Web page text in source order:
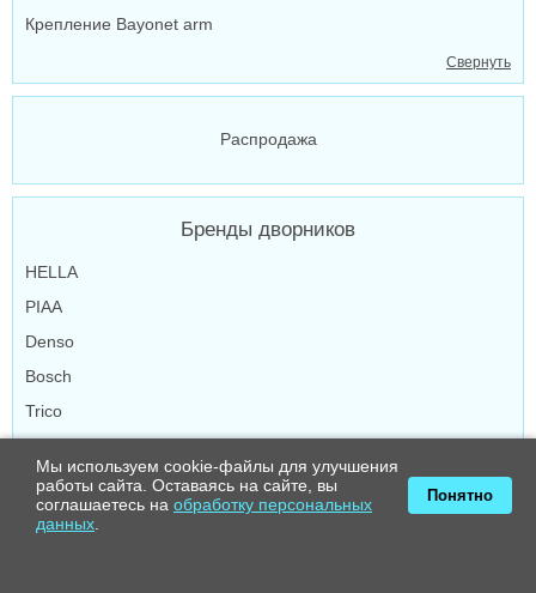
Крепление Bayonet arm
Свернуть
Распродажа
Бренды дворников
HELLA
PIAA
Denso
Bosch
Trico
Masuma
Continental
Мы используем cookie-файлы для улучшения
работы сайта. Оставаясь на сайте, вы
соглашаетесь на обработку персональных
данных
Понятно